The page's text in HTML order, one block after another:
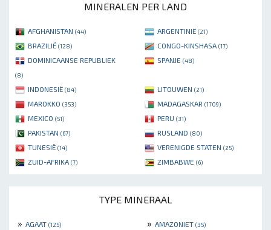
MINERALEN PER LAND
AFGHANISTAN (44) ARGENTINIË (21)
BRAZILIË (128) CONGO-KINSHASA (17)
DOMINICAANSE REPUBLIEK
(8)
SPANJE (48)
INDONESIË (84) LITOUWEN (21)
MAROKKO (353) MADAGASKAR (1709)
MEXICO (51) PERU (31)
PAKISTAN (67) RUSLAND (80)
TUNESIË (14) VERENIGDE STATEN (25)
ZUID-AFRIKA (7) ZIMBABWE (6)
TYPE MINERAAL
» AGAAT (125) » AMAZONIET (35)